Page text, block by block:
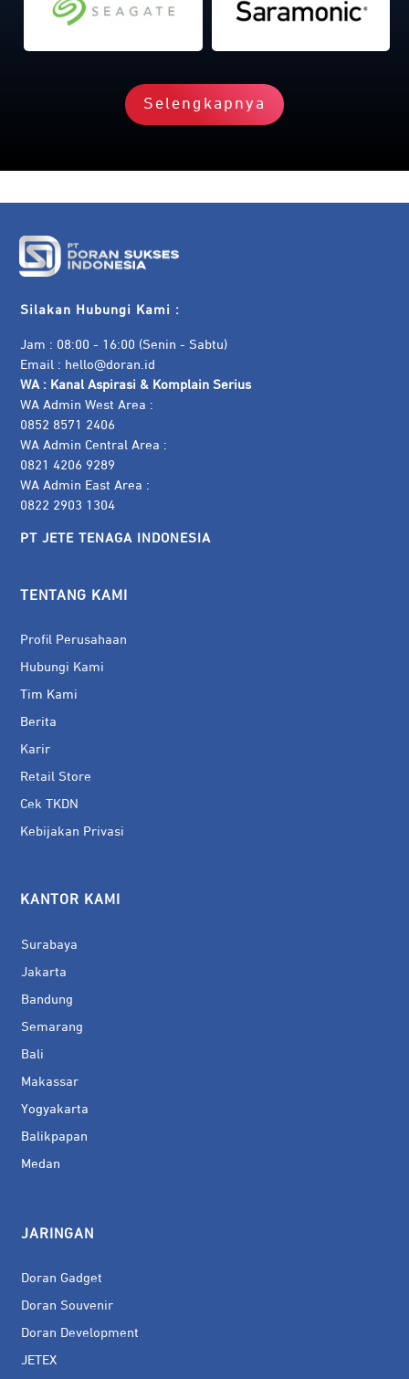
Selengkapnya
Silakan Hubungi Kami :
Jam : 08:00 - 16:00 (Senin - Sabtu)
Email : hello@doran.id
WA : Kanal Aspirasi & Komplain Serius
WA Admin West Area :
0852 8571 2406
WA Admin Central Area :
0821 4206 9289
WA Admin East Area :
0822 2903 1304
PT JETE TENAGA INDONESIA
TENTANG KAMI
Profil Perusahaan
Hubungi Kami
Tim Kami
Berita
Karir
Retail Store
Cek TKDN
Kebijakan Privasi
KANTOR KAMI
Surabaya
Jakarta
Bandung
Semarang
Bali
Makassar
Yogyakarta
Balikpapan
Medan
JARINGAN
Doran Gadget
Doran Souvenir
Doran Development
JETEX